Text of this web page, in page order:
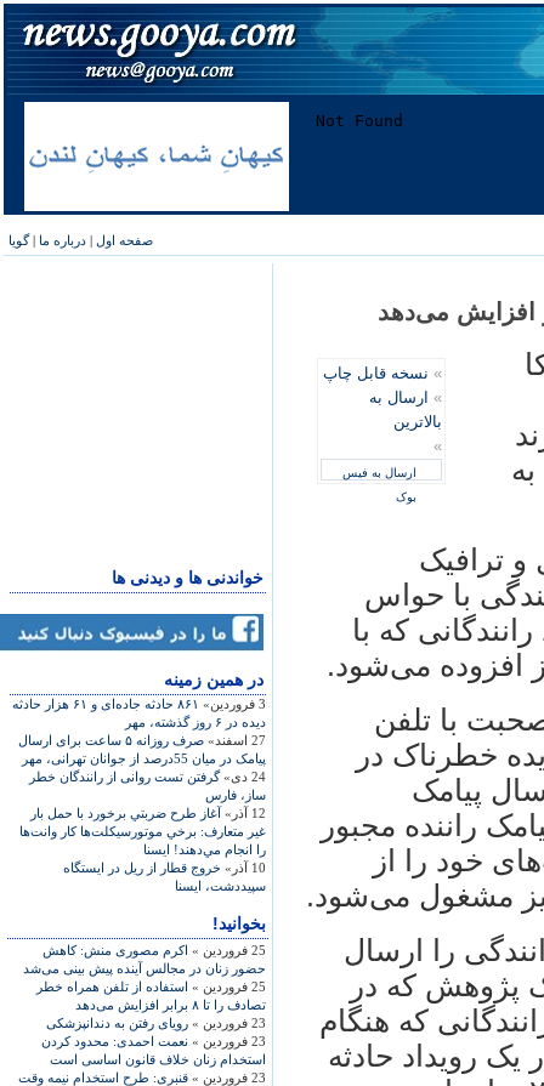
صفحه اول | درباره ما |گویا
خواندنی ها و دیدنی ها
در همين زمينه
3 فروردین»
۸۶۱ حادثه جاده‌ای و ۶۱ هزار حادثه
دیده در ۶ روز گذشته، مهر
27 اسفند»
صرف روزانه ۵ ساعت برای ارسال
پیامک در میان 55درصد از جوانان تهرانی، مهر
24 دی»
گرفتن تست روانی از رانندگان خطر
ساز، فارس
12 آذر»
آغاز طرح ضربتي برخورد با حمل بار
غير متعارف: برخي موتورسيكلت‌ها كار وانت‌ها
را انجام مي‌دهند! ایسنا
10 آذر»
خروج قطار از ريل در ايستگاه
سپيددشت، ایسنا
بخوانید!
25 فروردین »
اکرم مصوری منش: کاهش
حضور زنان در مجالس آینده پیش بینی می‌شد
25 فروردین »
استفاده از تلفن همراه خطر
تصادف را تا ۸ برابر افزایش می‌دهد
23 فروردین »
رویای رفتن به دندانپزشکی
23 فروردین »
نعمت احمدی: محدود کردن
استخدام زنان خلاف قانون اساسی است
23 فروردین »
قنبری: طرح استخدام نیمه وقت
» نسخه قابل چاپ
» ارسال به
بالاترین
»
ارسال به فیس
بوک
و ترافیک
با حواس
که با
افزوده می‌شود.
با تلفن
خطرناک در
پیامک
راننده مجبور
خود را از
نیز مشغول می‌شود.
را ارسال
پژوهش که در
که هنگام
یک رویداد حادثه